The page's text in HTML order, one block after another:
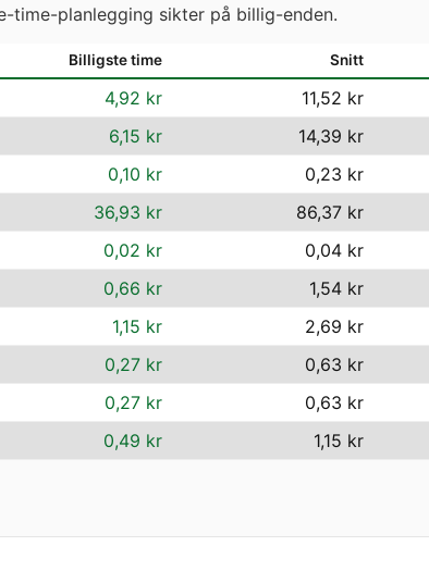
time-planlegging sikter på billig-enden.
Billigste time Snitt
4,92 kr 11,52 kr
6,15 kr 14,39 kr
0,10 kr 0,23 kr
36,93 kr 86,37 kr
0,02 kr 0,04 kr
0,66 kr 1,54 kr
1,15 kr 2,69 kr
0,27 kr 0,63 kr
0,27 kr 0,63 kr
0,49 kr 1,15 kr